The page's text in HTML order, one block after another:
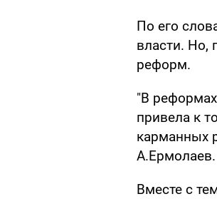
По его
власти. Но,
реформ.
"В
привела к
карманных
А.Ермолаев.
Вместе с